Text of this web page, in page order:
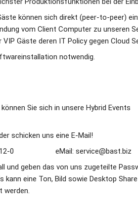
können sich direkt (peer-to-peer)
vom Client Computer zu unseren
Gäste deren IT Policy gegen Cloud
notwendig.
können Sie sich in unsere
schicken uns eine E-Mail!
eMail: service@bast.biz
und geben das von uns zugeteilte
Es kann eine Ton, Bild sowie
werden.